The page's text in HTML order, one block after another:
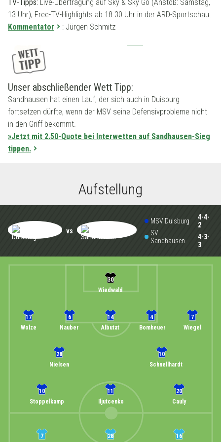
TV-Tipps:
Live-Übertragung auf Sky & Sky Go (Anstoß: Samstag,
13 Uhr), Free-TV-Highlights ab 18.30 Uhr in der ARD-Sportschau.
Kommentator
: Jürgen Schmitz
Unser abschließender Wett Tipp:
Sandhausen hat einen Lauf, der sich auch in Duisburg
fortsetzen dürfte, wenn der MSV seine Defensivprobleme nicht
in den Griff bekommt.
»Jetzt mit 2.50-Quote bei Interwetten auf Sandhausen-Sieg
tippen.
Aufstellung
vs
MSV Duisburg
SV
Sandhausen
4-4-
2
4-3-
3
30
Wiedwald
7
Wiegel
4
Bomheuer
14
Albutat
6
Nauber
17
Wolze
10
Schnellhardt
28
Nielsen
20
Cauly
11
Iljutcenko
10
Stoppelkamp
16
28
7